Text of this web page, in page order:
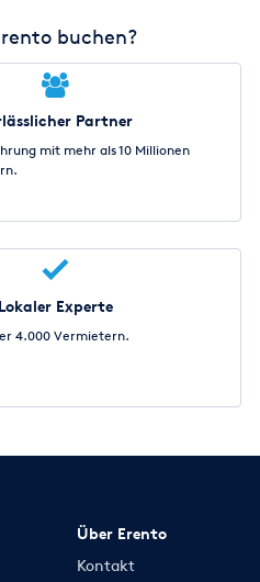
buchen?
Partner
mit mehr als 10 Millionen
Lokaler Experte
4.000 Vermietern.
Über Erento
Kontakt